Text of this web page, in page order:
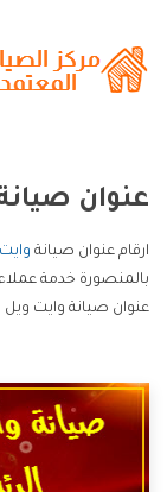
عنوان
ارقام عنوان صيانة
بالمنصورة خدمة
عنوان صيانة وايت ويل